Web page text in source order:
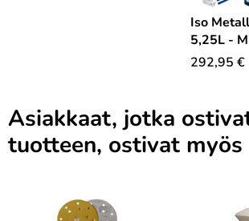
Iso
5,25L -
292,95 €
Asiakkaat, jotka
tuotteen, ostivat myös